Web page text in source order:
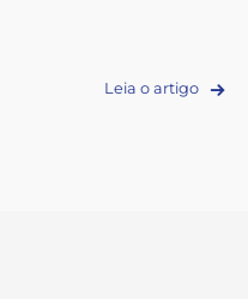
Leia o artigo